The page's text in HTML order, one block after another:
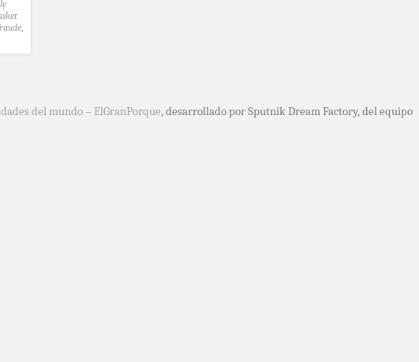
,
del mundo – ElGranPorque, desarrollado por Sputnik Dream Factory, del equipo